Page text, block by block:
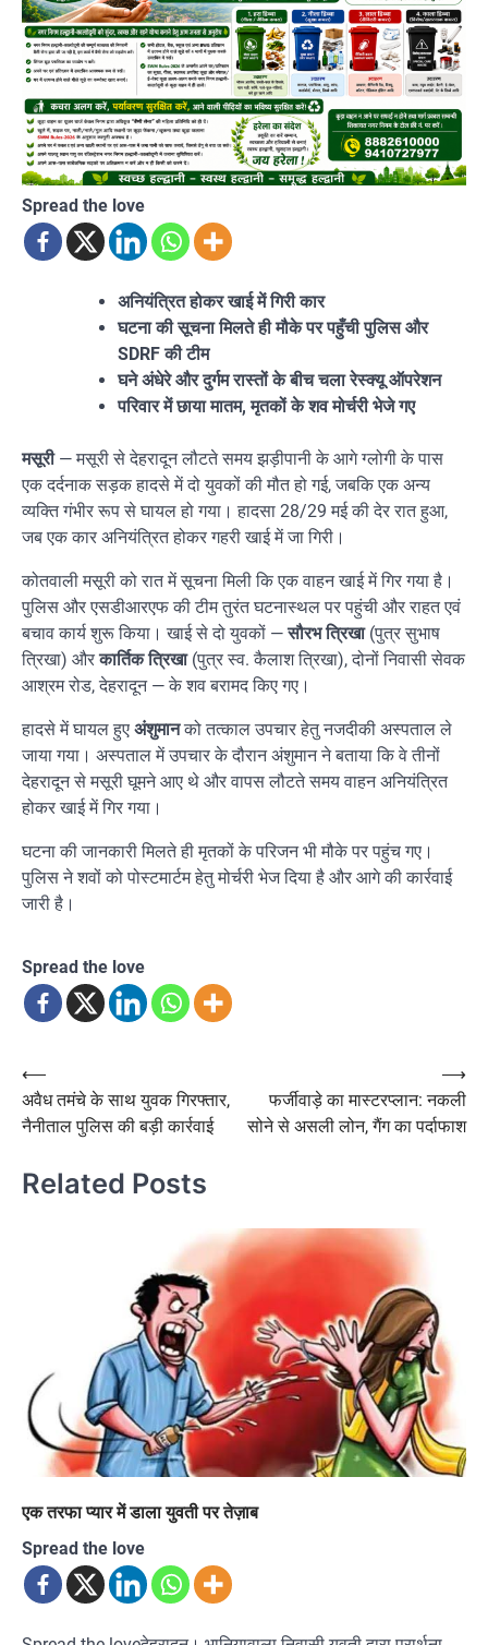
Spread the love
अनियंत्रित होकर खाई में गिरी कार
घटना की सूचना मिलते ही मौके पर पहुँची पुलिस और
SDRF की टीम
घने अंधेरे और दुर्गम रास्तों के बीच चला रेस्क्यू ऑपरेशन
परिवार में छाया मातम, मृतकों के शव मोर्चरी भेजे गए
मसूरी— मसूरी से देहरादून लौटते समय झड़ीपानी के आगे ग्लोगी के पास
एक दर्दनाक सड़क हादसे में दो युवकों की मौत हो गई, जबकि एक अन्य
व्यक्ति गंभीर रूप से घायल हो गया। हादसा 28/29 मई की देर रात हुआ,
जब एक कार अनियंत्रित होकर गहरी खाई में जा गिरी।
कोतवाली मसूरी को रात में सूचना मिली कि एक वाहन खाई में गिर गया है।
पुलिस और एसडीआरएफ की टीम तुरंत घटनास्थल पर पहुंची और राहत एवं
बचाव कार्य शुरू किया। खाई से दो युवकों —सौरभ त्रिखा(पुत्र सुभाष
त्रिखा) औरकार्तिक त्रिखा(पुत्र स्व. कैलाश त्रिखा), दोनों निवासी सेवक
आश्रम रोड, देहरादून — के शव बरामद किए गए।
हादसे में घायल हुए अंशुमानको तत्काल उपचार हेतु नजदीकी अस्पताल ले
जाया गया। अस्पताल में उपचार के दौरान अंशुमान ने बताया कि वे तीनों
देहरादून से मसूरी घूमने आए थे और वापस लौटते समय वाहन अनियंत्रित
होकर खाई में गिर गया।
घटना की जानकारी मिलते ही मृतकों के परिजन भी मौके पर पहुंच गए।
पुलिस ने शवों को पोस्टमार्टम हेतु मोर्चरी भेज दिया है और आगे की कार्रवाई
जारी है।
Spread the love
Post
navigation
⟵
अवैध तमंचे के साथ युवक गिरफ्तार,
नैनीताल पुलिस की बड़ी कार्रवाई
फर्जीवाड़े का मास्टरप्लान: नकली
सोने से असली लोन, गैंग का पर्दाफाश
⟶
Related Posts
एक तरफा प्यार में डाला युवती पर तेज़ाब
Spread the love